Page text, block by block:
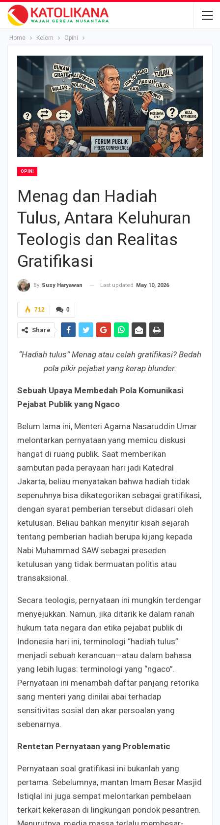
Home Kolom Opini
OPINI
Menag dan Hadiah
Tulus, Antara Keluhuran
Teologis dan Realitas
Gratifikasi
By Susy Haryawan Last updated May 10, 2026
0
712
Share
“Hadiah tulus” Menag atau celah gratifikasi? Bedah
pola pikir pejabat yang kerap blunder.
Sebuah Upaya Membedah Pola Komunikasi
Pejabat Publik yang Ngaco
Belum lama ini, Menteri Agama Nasaruddin Umar
melontarkan pernyataan yang memicu diskusi
hangat di ruang publik. Saat memberikan
sambutan pada perayaan hari jadi Katedral
Jakarta, beliau menyatakan bahwa hadiah tidak
sepenuhnya bisa dikategorikan sebagai gratifikasi,
dengan syarat pemberian tersebut didasari oleh
ketulusan. Beliau bahkan menyitir kisah sejarah
tentang pemberian hadiah berupa kijang kepada
Nabi Muhammad SAW sebagai preseden
ketulusan yang tidak bermuatan politis atau
transaksional.
Secara teologis, pernyataan ini mungkin terdengar
menyejukkan. Namun, jika ditarik ke dalam ranah
hukum tata negara dan etika pejabat publik di
Indonesia hari ini, terminologi “hadiah tulus”
menjadi sebuah kerancuan—atau dalam bahasa
yang lebih lugas: terminologi yang “ngaco”.
Pernyataan ini menambah daftar panjang retorika
sang menteri yang dinilai abai terhadap
sensitivitas sosial dan akar persoalan yang
sebenarnya.
Rentetan Pernyataan yang Problematic
Pernyataan soal gratifikasi ini bukanlah yang
pertama. Sebelumnya, mantan Imam Besar Masjid
Istiqlal ini juga sempat melontarkan pembelaan
terkait kekerasan di lingkungan pondok pesantren.